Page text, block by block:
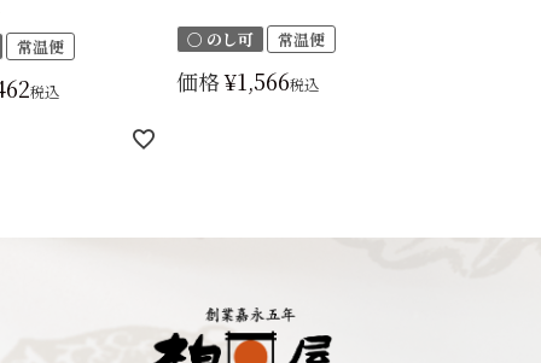
常温便
税込
〇 のし可 常温便
価格¥1,566税込